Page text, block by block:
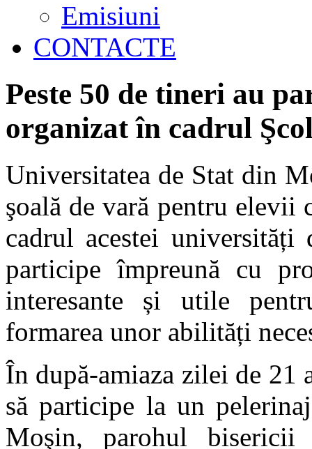
Emisiuni
CONTACTE
Peste 50 de tineri au
organizat în cadrul
Universitatea de Stat din
şoală de vară pentru
cadrul acestei
participe împreună cu
interesante și utile
formarea unor abilități
În după-amiaza zilei de 21
să participe la un
Moşin, parohul bisericii